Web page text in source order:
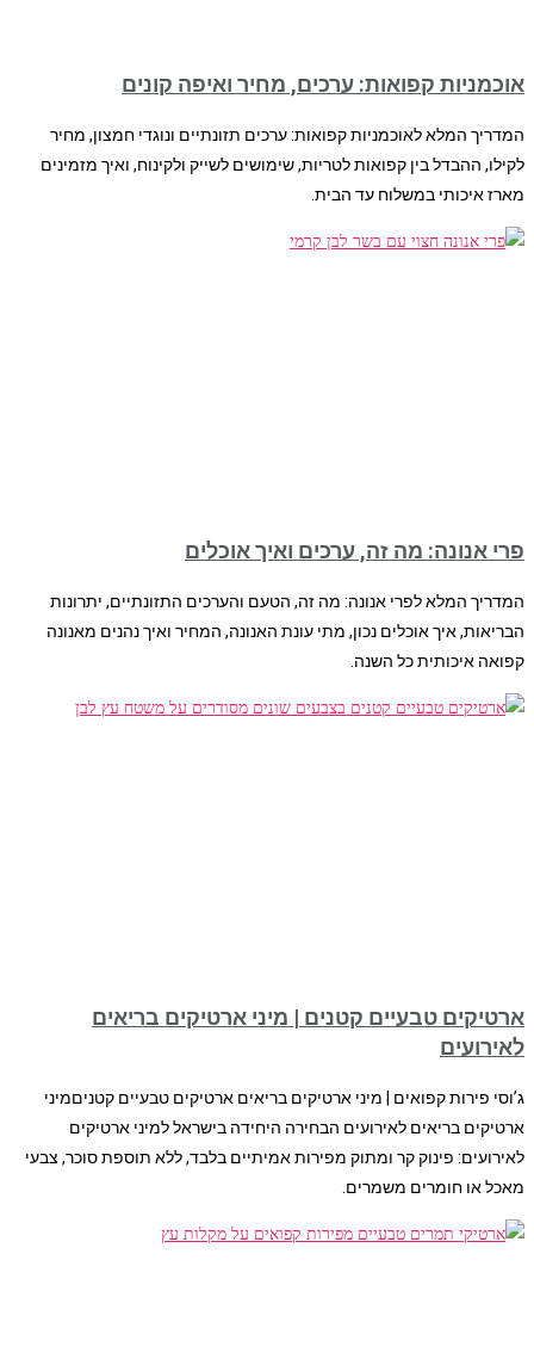
אוכמניות קפואות: ערכים, מחיר ואיפה קונים
המדריך המלא לאוכמניות קפואות: ערכים תזונתיים ונוגדי חמצון, מחיר
לקילו, ההבדל בין קפואות לטריות, שימושים לשייק ולקינוח, ואיך מזמינים
מארז איכותי במשלוח עד הבית.
פרי אנונה: מה זה, ערכים ואיך אוכלים
המדריך המלא לפרי אנונה: מה זה, הטעם והערכים התזונתיים, יתרונות
הבריאות, איך אוכלים נכון, מתי עונת האנונה, המחיר ואיך נהנים מאנונה
קפואה איכותית כל השנה.
ארטיקים טבעיים קטנים | מיני ארטיקים בריאים
לאירועים
ג’וסי פירות קפואים | מיני ארטיקים בריאים ארטיקים טבעיים קטניםמיני
ארטיקים בריאים לאירועים הבחירה היחידה בישראל למיני ארטיקים
לאירועים: פינוק קר ומתוק מפירות אמיתיים בלבד, ללא תוספת סוכר, צבעי
מאכל או חומרים משמרים.